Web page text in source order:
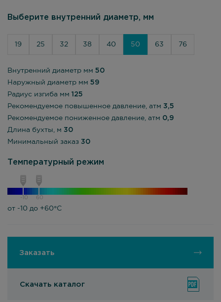
Выберите внутренний диаметр, мм
19 25 32 38 40 50 63 76
Внутренний диаметр мм 50
Наружный диаметр мм 59
Радиус изгиба мм 125
Рекомендуемое повышенное давление, атм 3,5
Рекомендуемое пониженное давление, атм 0,9
Длина бухты, м 30
Минимальный заказ 30
Температурный режим
-10 60
от -10 до +60°С
Заказать
Скачать каталог